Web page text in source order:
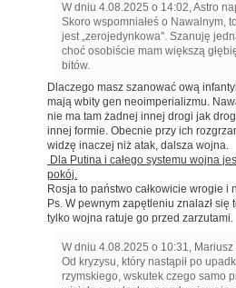
W dniu 4.08.2025 o 14:02, Astro
Skoro wspomniałeś o Nawalnym,
jest „zerojedynkowa". Szanuję
choć osobiście mam większą
bitów.
Dlaczego masz szanować ową
mają wbity gen neoimperializmu.
nie ma tam żadnej innej drogi jak
innej formie. Obecnie przy ich
widzę inaczej niż atak, dalsza wojna.
Dla Putina i całego systemu wojna
pokój.
Rosja to państwo całkowicie wrogie i
Ps. W pewnym zapętleniu znalazł się
tylko wojna ratuje go przed zarzutami.
W dniu 4.08.2025 o 10:31, Mariusz
Od kryzysu, który nastąpił po
rzymskiego, wskutek czego samo